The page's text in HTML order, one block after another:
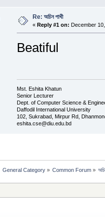
Re: অচিন পাখী
« Reply #1 on: December
Beatiful
Mst. Eshita Khatun
Senior Lecturer
Dept. of Computer Science &
Daffodil International University
102, Sukrabad, Mirpur Rd,
eshita.cse@diu.edu.bd
General Category» Common Forum»